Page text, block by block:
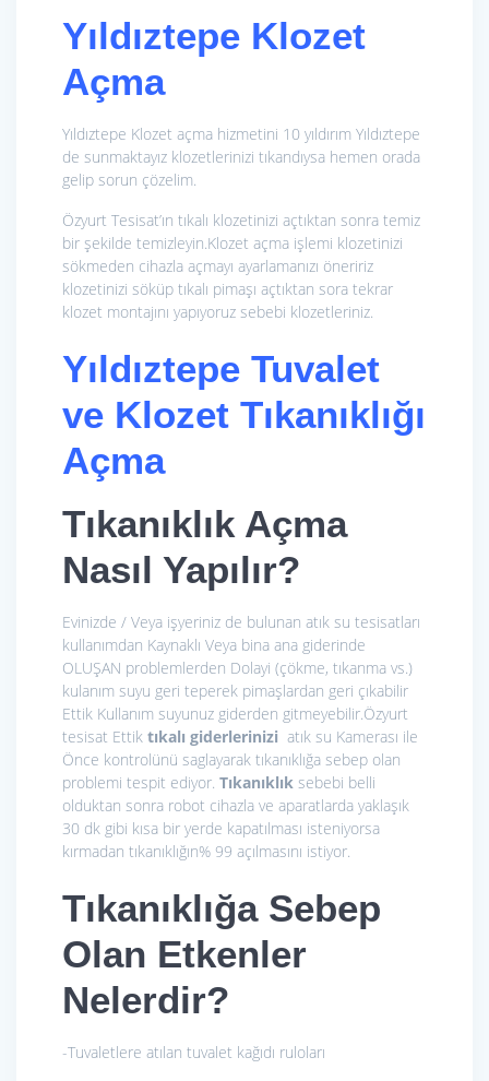
Yıldıztepe Klozet
Açma
Yıldıztepe Klozet açma hizmetini 10 yıldırım Yıldıztepe
de sunmaktayız klozetlerinizi tıkandıysa hemen orada
gelip sorun çözelim.
Özyurt Tesisat’ın tıkalı klozetinizi açtıktan sonra temiz
bir şekilde temizleyin.Klozet açma işlemi klozetinizi
sökmeden cihazla açmayı ayarlamanızı öneririz
klozetinizi söküp tıkalı pimaşı açtıktan sora tekrar
klozet montajını yapıyoruz sebebi klozetleriniz.
Yıldıztepe Tuvalet
ve Klozet Tıkanıklığı
Açma
Tıkanıklık Açma
Nasıl Yapılır?
Evinizde / Veya işyeriniz de bulunan atık su tesisatları
kullanımdan Kaynaklı Veya bina ana giderinde
OLUŞAN problemlerden Dolayi (çökme, tıkanma vs.)
kulanım suyu geri teperek pimaşlardan geri çıkabilir
Ettik Kullanım suyunuz giderden gitmeyebilir.Özyurt
tesisat Ettik tıkalı giderlerinizi atık su Kamerası ile
Önce kontrolünü saglayarak tıkanıklığa sebep olan
problemi tespit ediyor. Tıkanıklık sebebi belli
olduktan sonra robot cihazla ve aparatlarda yaklaşık
30 dk gibi kısa bir yerde kapatılması isteniyorsa
kırmadan tıkanıklığın% 99 açılmasını istiyor.
Tıkanıklığa Sebep
Olan Etkenler
Nelerdir?
-Tuvaletlere atılan tuvalet kağıdı ruloları